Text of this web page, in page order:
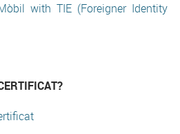
with TIE (Foreigner Identity